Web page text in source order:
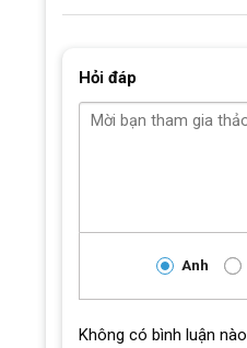
Hỏi đáp
Anh
Không có bình luận nào